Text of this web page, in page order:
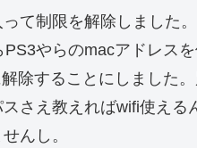
て制限を解除しました
やらのmacアドレス
除することにしました
さえ教えればwifi使える
んし。